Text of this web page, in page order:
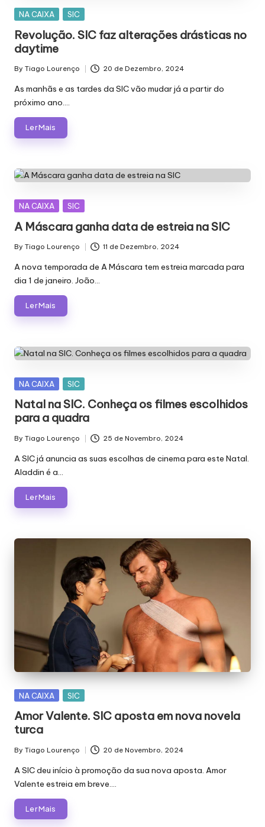
Posted
NA CAIXA SIC
Revolução. SIC faz alterações drásticas no
daytime
Posted
by
By Tiago Lourenço 20 de Dezembro, 2024
As manhãs e as tardes da SIC vão mudar já a partir do
próximo ano.…
Ler Mais
Posted
NA CAIXA SIC
A Máscara ganha data de estreia na SIC
Posted
by
By Tiago Lourenço 11 de Dezembro, 2024
A nova temporada de A Máscara tem estreia marcada para
dia 1 de janeiro. João…
Ler Mais
Posted
NA CAIXA SIC
Natal na SIC. Conheça os filmes escolhidos
para a quadra
Posted
by
By Tiago Lourenço 25 de Novembro, 2024
A SIC já anuncia as suas escolhas de cinema para este Natal.
Aladdin é a…
Ler Mais
Posted
NA CAIXA SIC
Amor Valente. SIC aposta em nova novela
turca
Posted
by
By Tiago Lourenço 20 de Novembro, 2024
A SIC deu início à promoção da sua nova aposta. Amor
Valente estreia em breve.…
Ler Mais